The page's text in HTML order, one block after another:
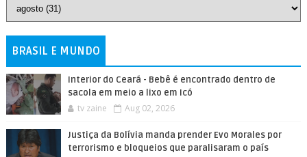
BRASIL E MUNDO
Interior do Ceará - Bebê é encontrado dentro de
sacola em meio a lixo em Icó
tv zaine Aug 02, 2026
Justiça da Bolívia manda prender Evo Morales por
terrorismo e bloqueios que paralisaram o país